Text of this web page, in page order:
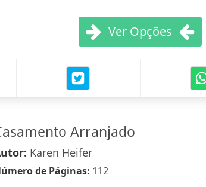
Ver Opções
Arranjado
Karen Heifer
de Páginas: 112